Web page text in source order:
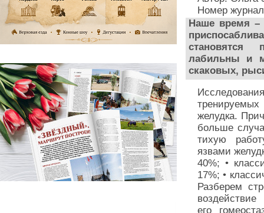
Номер
Наше время –
лабильны и
скаковых,
желудка.
больше
тихую
язвами
40%; •
17%; •
Разберем
его